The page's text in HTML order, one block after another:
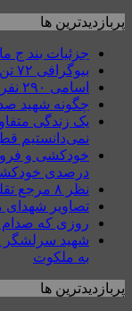
پربازدیدترین ها
جزئیات بند ج ماده ۳۱ برنامه هفتم توسعه در مورد
بیوگرافی ۷۲ تن از یاران شیدای امام حسین علیه‌السلام
اسامی ۲۹۰ نفر از شهدای پرواز ۶۵۵ ایران ایر
چگونه شهید
نمی‌دانستیم
درصدی
نظر ۸ مرجع تقلید درباره فطریه و کفاره روزه
تصاویر شهدای
روزی که صدام
شهید سرلشگر
به ملکوت
پربازدیدترین ها